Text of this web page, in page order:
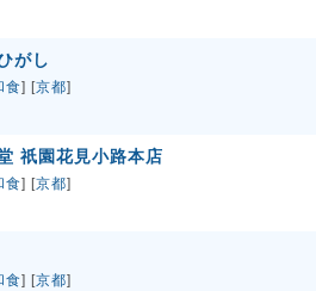
がし
食] [京都]
祇園花見小路本店
食] [京都]
食] [京都]